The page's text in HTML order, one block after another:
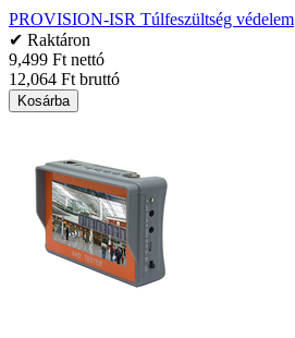
PROVISION-ISR Túlfeszültség védelem
✔ Raktáron
9,499 Ft nettó
12,064 Ft bruttó
Kosárba